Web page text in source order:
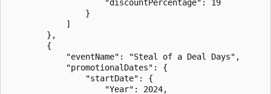
                    "discountPercentage": 19
                }
            ]
        },
        {
            "eventName": "Steal of a Deal Days",
            "promotionalDates": {
                "startDate": {
                    "Year": 2024,